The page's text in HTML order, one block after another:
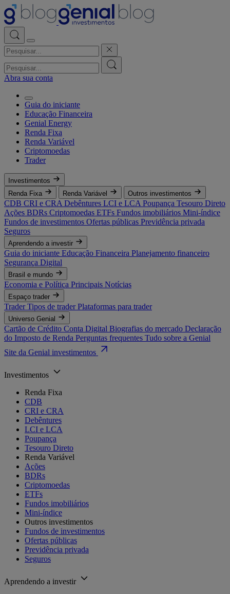
Abra sua conta
Guia do iniciante
Educação Financeira
Genial Energy
Renda Fixa
Renda Variável
Criptomoedas
Trader
Investimentos
Renda Fixa
Renda Variável Outros investimentos
CDB CRI e CRA Debêntures LCI e LCA Poupança Tesouro Direto
Ações BDRs Criptomoedas ETFs Fundos imobiliários Mini-índice
Fundos de investimentos Ofertas públicas Previdência privada
Seguros
Aprendendo a investir
Guia do iniciante Educação Financeira Planejamento financeiro
Segurança Digital
Brasil e mundo
Economia e Política Principais Notícias
Espaço trader
TraderTipos de traderPlataformas para trader
Universo Genial
Cartão de Crédito Conta Digital Biografias do mercado Declaração
do Imposto de Renda Perguntas frequentes Tudo sobre a Genial
Site da Genial investimentos
Investimentos
Renda Fixa
CDB
CRI e CRA
Debêntures
LCI e LCA
Poupança
Tesouro Direto
Renda Variável
Ações
BDRs
Criptomoedas
ETFs
Fundos imobiliários
Mini-índice
Outros investimentos
Fundos de investimentos
Ofertas públicas
Previdência privada
Seguros
Aprendendo a investir